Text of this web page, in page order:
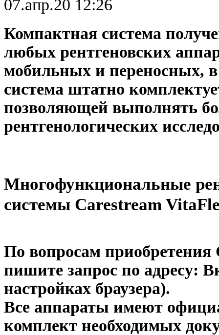
07.апр.20 12:26
Компактная система
любых рентгеновских
мобильных и переносных,
система штатно
позволяющей выполнять
рентгенологических
Многофункциональные
системы Carestream
По вопросам приобретения
пишите запрос по адресу:
настройках браузера).
Все аппараты имеют
комплект необходимых